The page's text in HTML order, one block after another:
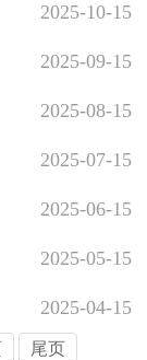
2025-10-15
2025-09-15
2025-08-15
2025-07-15
2025-06-15
2025-05-15
2025-04-15
尾页